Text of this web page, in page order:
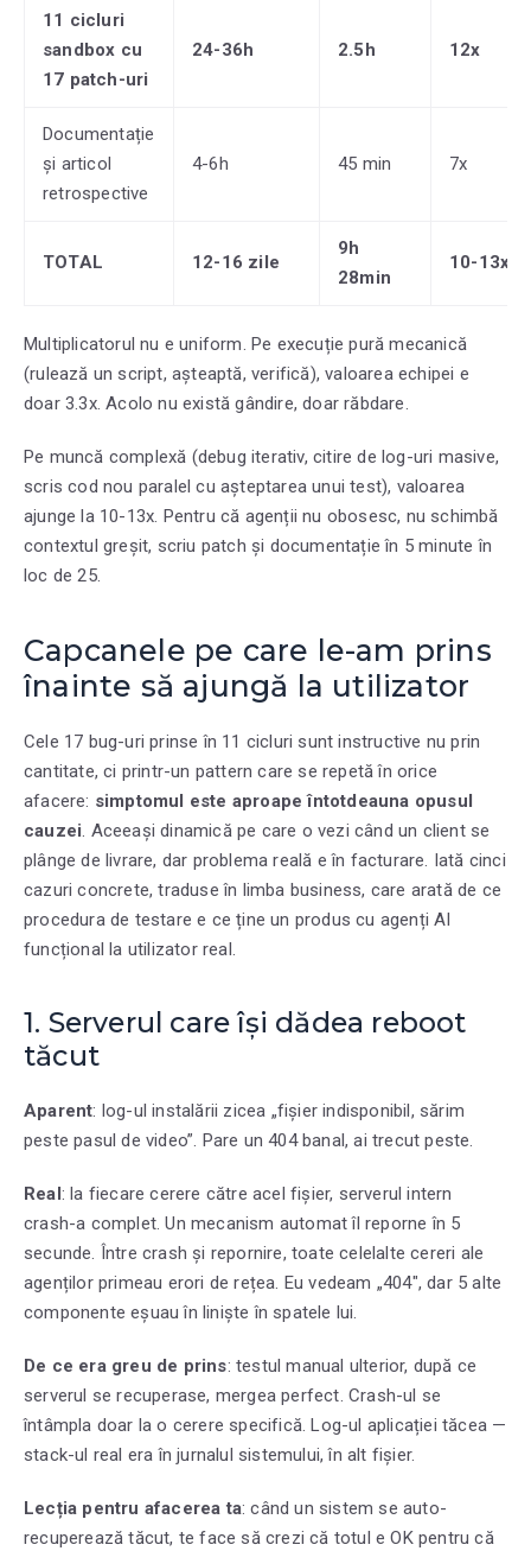
11 cicluri
sandbox cu
17 patch-uri
24-36h 2.5h 12x
Documentație
și articol
retrospective
4-6h 45 min 7x
TOTAL 12-16 zile
9h
28min
10-13x
Multiplicatorul nu e uniform. Pe execuție pură mecanică
(rulează un script, așteaptă, verifică), valoarea echipei e
doar 3.3x. Acolo nu există gândire, doar răbdare.
Pe muncă complexă (debug iterativ, citire de log-uri masive,
scris cod nou paralel cu așteptarea unui test), valoarea
ajunge la 10-13x. Pentru că agenții nu obosesc, nu schimbă
contextul greșit, scriu patch și documentație în 5 minute în
loc de 25.
Capcanele pe care le-am prins
înainte să ajungă la utilizator
Cele 17 bug-uri prinse în 11 cicluri sunt instructive nu prin
cantitate, ci printr-un pattern care se repetă în orice
afacere: simptomul este aproape întotdeauna opusul
cauzei. Aceeași dinamică pe care o vezi când un client se
plânge de livrare, dar problema reală e în facturare. Iată cinci
cazuri concrete, traduse în limba business, care arată de ce
procedura de testare e ce ține un produs cu agenți AI
funcțional la utilizator real.
1. Serverul care își dădea reboot
tăcut
Aparent: log-ul instalării zicea „fișier indisponibil, sărim
peste pasul de video”. Pare un 404 banal, ai trecut peste.
Real: la fiecare cerere către acel fișier, serverul intern
crash-a complet. Un mecanism automat îl reporne în 5
secunde. Între crash și repornire, toate celelalte cereri ale
agenților primeau erori de rețea. Eu vedeam „404″, dar 5 alte
componente eșuau în liniște în spatele lui.
De ce era greu de prins: testul manual ulterior, după ce
serverul se recuperase, mergea perfect. Crash-ul se
întâmpla doar la o cerere specifică. Log-ul aplicației tăcea —
stack-ul real era în jurnalul sistemului, în alt fișier.
Lecția pentru afacerea ta: când un sistem se auto-
recuperează tăcut, te face să crezi că totul e OK pentru că